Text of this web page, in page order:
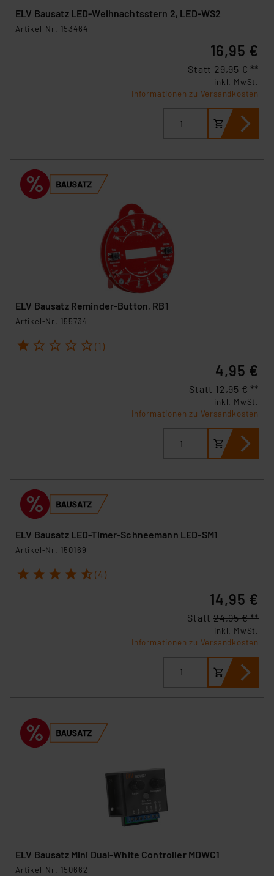
ELV Bausatz LED-Weihnachtsstern 2, LED-WS2
Artikel-Nr. 153464
16,95 €
Statt 29,95 € **
inkl. MwSt.
Informationen zu Versandkosten
ELV Bausatz Reminder-Button, RB1
Artikel-Nr. 155734
1 2 3 4 5 (1)
4,95 €
Statt 12,95 € **
inkl. MwSt.
Informationen zu Versandkosten
ELV Bausatz LED-Timer-Schneemann LED-SM1
Artikel-Nr. 150169
1 2 3 4 5 (4)
14,95 €
Statt 24,95 € **
inkl. MwSt.
Informationen zu Versandkosten
ELV Bausatz Mini Dual-White Controller MDWC1
Artikel-Nr. 150662